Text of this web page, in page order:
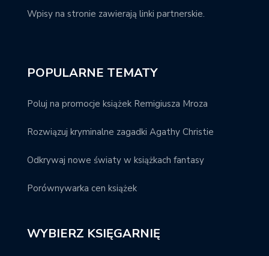
Wpisy na stronie zawierają linki partnerskie.
POPULARNE TEMATY
Poluj na promocje książek Remigiusza Mroza
Rozwiązuj kryminalne zagadki Agathy Christie
Odkrywaj nowe światy w książkach fantasy
Porównywarka cen książek
WYBIERZ KSIĘGARNIĘ